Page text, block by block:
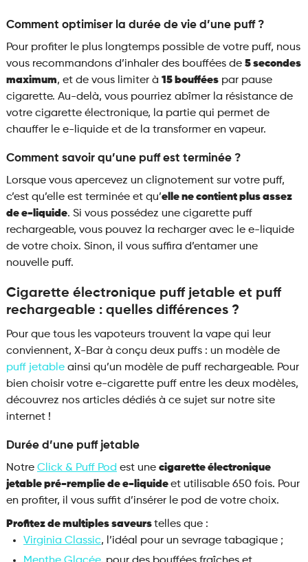
Comment optimiser la durée de vie d’une puff ?
Pour profiter le plus longtemps possible de votre puff, nous
vous recommandons d’inhaler des bouffées de 5 secondes
maximum, et de vous limiter à 15 boufféespar pause
cigarette. Au-delà, vous pourriez abîmer la résistance de
votre cigarette électronique, la partie qui permet de
chauffer le e-liquide et de la transformer en vapeur.
Comment savoir qu’une puff est terminée ?
Lorsque vous apercevez un clignotement sur votre puff,
c’est qu’elle est terminée et qu’elle ne contient plus assez
de e-liquide. Si vous possédez une cigarette puff
rechargeable, vous pouvez la recharger avec le e-liquide
de votre choix. Sinon, il vous suffira d’entamer une
nouvelle puff.
Cigarette électronique puff jetable et puff
rechargeable : quelles différences ?
Pour que tous les vapoteurs trouvent la vape qui leur
conviennent, X-Bar à conçu deux puffs : un modèle de
puff jetableainsi qu’un modèle de puff rechargeable. Pour
bien choisir votre e-cigarette puff entre les deux modèles,
découvrez nos articles dédiés à ce sujet sur notre site
internet !
Durée d’une puff jetable
Notre Click & Puff Pod est une cigarette électronique
jetable pré-remplie de e-liquideet utilisable 650 fois. Pour
en profiter, il vous suffit d’insérer le pod de votre choix.
Profitez de multiples saveurstelles que :
Virginia Classic, l’idéal pour un sevrage tabagique ;